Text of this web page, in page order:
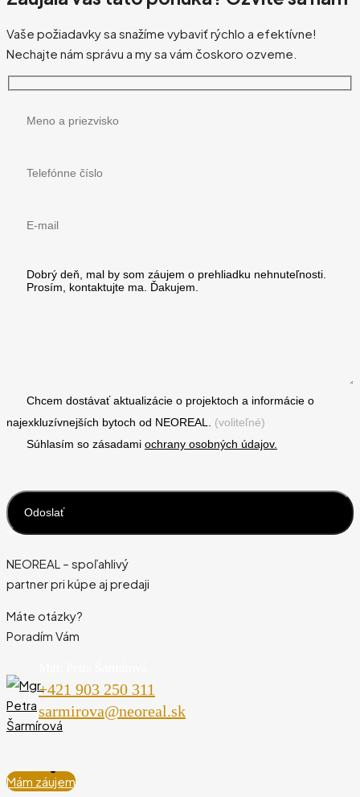
Vaše požiadavky sa snažíme vybaviť rýchlo a efektívne!
Nechajte nám správu a my sa vám čoskoro ozveme.
Chcem dostávať aktualizácie o projektoch a informácie o
najexkluzívnejších bytoch od NEOREAL. (voliteľné)
Súhlasím so zásadami ochrany osobných údajov.
NEOREAL – spoľahlivý
partner pri kúpe aj predaji
Máte otázky?
Poradím Vám
+421 903 250 311
sarmirova@neoreal.sk
Mám záujem